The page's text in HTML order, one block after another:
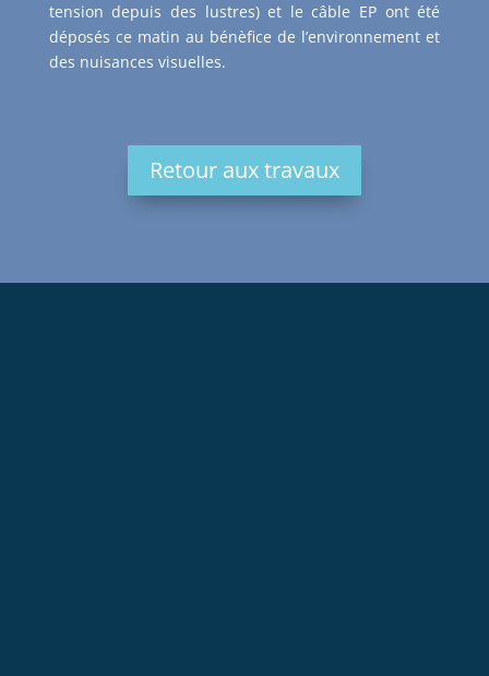
tension depuis des lustres) et le câble EP ont été
déposés ce matin au bénèfice de l’environnement et
des nuisances visuelles.
Retour aux travaux